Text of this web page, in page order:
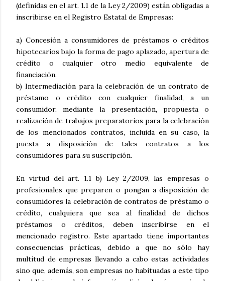
(definidas en el art. 1.1 de la Ley 2/2009) están obligadas a
inscribirse en el Registro Estatal de Empresas:
a) Concesión a consumidores de préstamos o créditos
hipotecarios bajo la forma de pago aplazado, apertura de
crédito o cualquier otro medio equivalente de
financiación.
b) Intermediación para la celebración de un contrato de
préstamo o crédito con cualquier finalidad, a un
consumidor, mediante la presentación, propuesta o
realización de trabajos preparatorios para la celebración
de los mencionados contratos, incluida en su caso, la
puesta a disposición de tales contratos a los
consumidores para su suscripción.
En virtud del art. 1.1 b) Ley 2/2009, las empresas o
profesionales que preparen o pongan a disposición de
consumidores la celebración de contratos de préstamo o
crédito, cualquiera que sea al finalidad de dichos
préstamos o créditos, deben inscribirse en el
mencionado registro. Este apartado tiene importantes
consecuencias prácticas, debido a que no sólo hay
multitud de empresas llevando a cabo estas actividades
sino que, además, son empresas no habituadas a este tipo